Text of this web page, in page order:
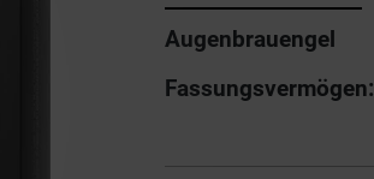
Augenbrauengel
Fassungsvermögen: